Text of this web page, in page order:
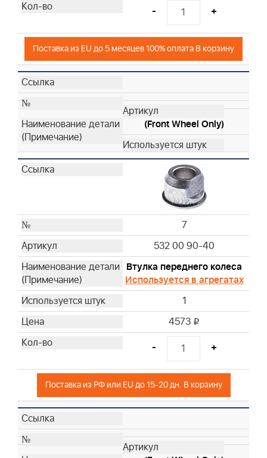
- +
Поставка из EU до 5 месяцев 100% оплата В корзину
(Front Wheel Only)
7
532 00 90-40
Втулка переднего колеса
Используется в агрегатах
1
4573 i
- +
Поставка из РФ или EU до 15-20 дн. В корзину